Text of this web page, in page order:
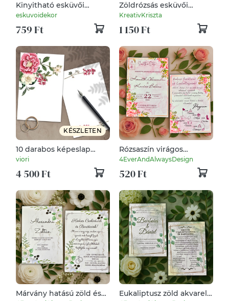
Kinyitható esküvői
meghívó vintage
eskuvoidekor
759 Ft
Zöldrózsás esküvői
meghívó kartonra
KreativKriszta
1 150 Ft
KÉSZLETEN
10 darabos képeslap
csomag, kitölthető
vintage virágos
viori
4 500 Ft
Rózsaszín virágos
esküvői meghívó
márvány mintával és
elegáns szaténhatású
4EverAndAlwaysDesign
520 Ft
Márvány hatású zöld és
Eukaliptusz zöld akvarell